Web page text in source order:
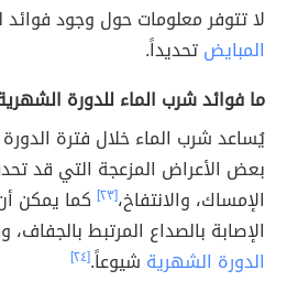
لا تتوفر معلومات حول وجود فوائد
المبايضتحديداً.
ما فوائد شرب الماء للدورة
يُساعد شرب الماء خلال فترة
بعض الأعراض المزعجة التي قد
الإمساك، والانتفاخ،[٢٣]
كما يمكن
الإصابة بالصداع المرتبط
الدورة الشهرية شيوعاً.[٢٤]